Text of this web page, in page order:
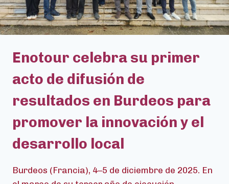
EL
DESARROLLO
DEL
ENOTURISMO
Enotour celebra su primer
acto de difusión de
resultados en Burdeos para
promover la innovación y el
desarrollo local
Burdeos (Francia), 4–5 de diciembre de 2025. En